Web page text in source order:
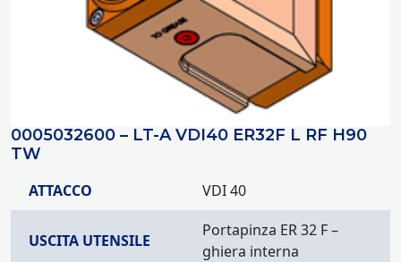
0005032600 – LT-A VDI40 ER32F L RF H90
TW
ATTACCO
VDI 40
USCITA UTENSILE
Portapinza ER 32 F –
ghiera interna